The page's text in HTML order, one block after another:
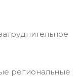
региональные